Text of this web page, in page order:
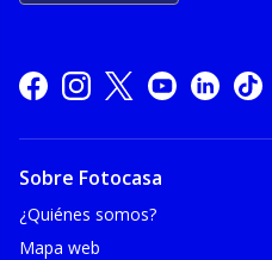
Sobre Fotocasa
¿Quiénes somos?
Mapa web